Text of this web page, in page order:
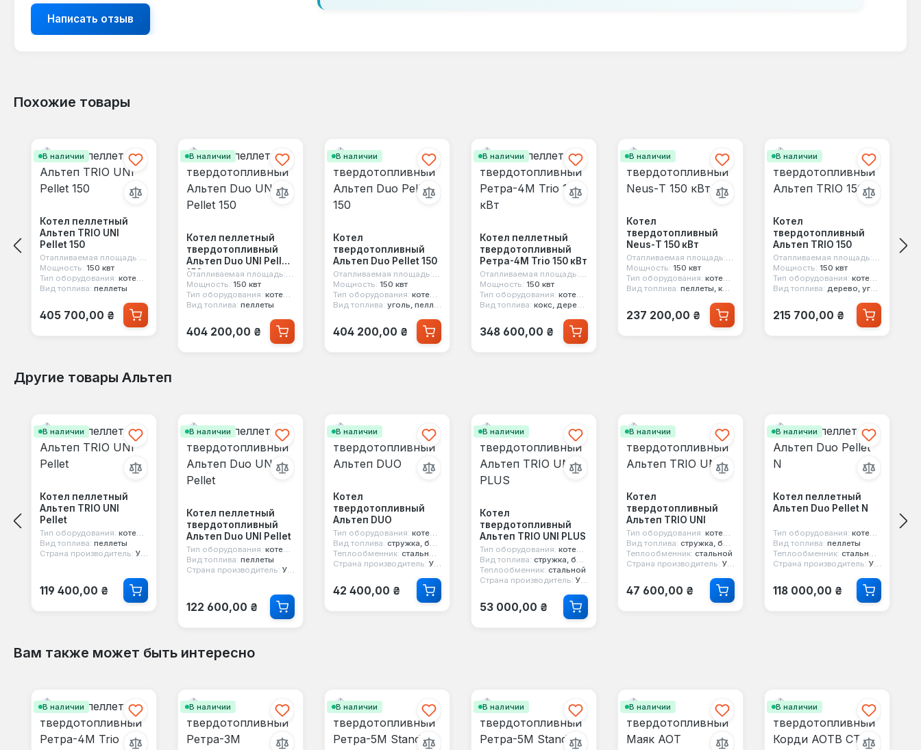
Написать отзыв
Похожие товары
В наличии
Котел пеллетный
Альтеп TRIO UNI
Pellet 150
Отапливаемая площадь:1500 м²
Мощность: 150 квт
Тип оборудования: котел пеллетный
Вид топлива: пеллеты
Обычная цена:
405 700,00 ₴
В наличии
Котел пеллетный
твердотопливный
Альтеп Duo UNI Pellet
150
Отапливаемая площадь:1500 м²
Мощность: 150 квт
Тип оборудования: котел пеллетный
Вид топлива: пеллеты
Обычная цена:
404 200,00 ₴
В наличии
Котел
твердотопливный
Альтеп Duo Pellet 150
Отапливаемая площадь:1500 м²
Мощность: 150 квт
Тип оборудования: котел пеллетный
Вид топлива: уголь, пеллеты
Обычная цена:
404 200,00 ₴
В наличии
Котел пеллетный
твердотопливный
Ретра-4М Trio 150 кВт
Отапливаемая площадь:1500 м²
Мощность: 150 квт
Тип оборудования: котел пеллетный
Вид топлива: кокс, дерево, уголь, брикеты, стружка, пеллеты, опилки
Обычная цена:
348 600,00 ₴
В наличии
Котел
твердотопливный
Neus-Т 150 кВт
Отапливаемая площадь:1500 м²
Мощность: 150 квт
Тип оборудования: котел твердотопливный
Вид топлива: пеллеты, кокс, дерево, уголь, брикеты
Обычная цена:
237 200,00 ₴
В наличии
Котел
твердотопливный
Альтеп TRIO 150
Отапливаемая площадь:1500 м²
Мощность: 150 квт
Тип оборудования: котел твердотопливный
Вид топлива: дерево, уголь, брикеты, стружка, опилки, торф
Обычная цена:
215 700,00 ₴
Другие товары Альтеп
В наличии
Котел пеллетный
Альтеп TRIO UNI
Pellet
Тип оборудования: котел пеллетный
Вид топлива: пеллеты
Страна производитель: Украина
Обычная цена:
119 400,00 ₴
В наличии
Котел пеллетный
твердотопливный
Альтеп Duo UNI Pellet
Тип оборудования: котел пеллетный
Вид топлива: пеллеты
Страна производитель: Украина
Обычная цена:
122 600,00 ₴
В наличии
Котел
твердотопливный
Альтеп DUO
Тип оборудования: котел твердотопливный
Вид топлива: стружка, брикеты, дерево, уголь, опилки
Теплообменник: стальной 6 мм
Страна производитель: Украина
Обычная цена:
42 400,00 ₴
В наличии
Котел
твердотопливный
Альтеп TRIO UNI PLUS
Тип оборудования: котел твердотопливный
Вид топлива: стружка, брикеты, дерево, уголь, опилки, торф
Теплообменник: стальной
Страна производитель: Украина
Обычная цена:
53 000,00 ₴
В наличии
Котел
твердотопливный
Альтеп TRIO UNI
Тип оборудования: котел твердотопливный
Вид топлива: стружка, брикеты, дерево, уголь, опилки, торф
Теплообменник: стальной
Страна производитель: Украина
Обычная цена:
47 600,00 ₴
В наличии
Котел пеллетный
Альтеп Duo Pellet N
Тип оборудования: котел пеллетный
Вид топлива: пеллеты
Теплообменник: стальной 6 мм
Страна производитель: Украина
Обычная цена:
118 000,00 ₴
Вам также может быть интересно
В наличии В наличии В наличии В наличии В наличии В наличии